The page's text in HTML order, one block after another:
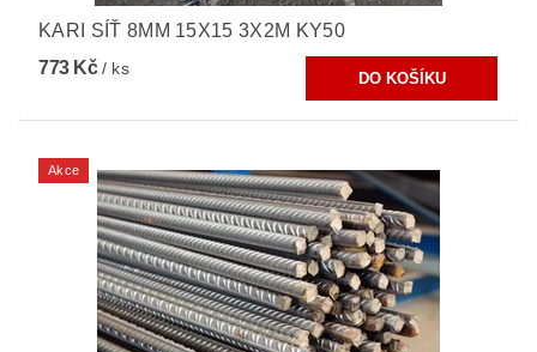
KARI SÍŤ 8MM 15X15 3X2M KY50
773 Kč/ ks
Akce